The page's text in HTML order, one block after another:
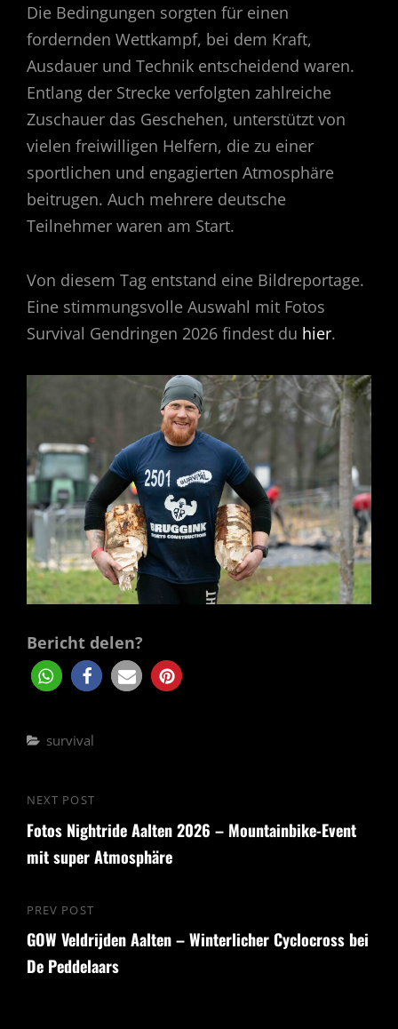
Die Bedingungen sorgten für einen
fordernden Wettkampf, bei dem Kraft,
Ausdauer und Technik entscheidend waren.
Entlang der Strecke verfolgten zahlreiche
Zuschauer das Geschehen, unterstützt von
vielen freiwilligen Helfern, die zu einer
sportlichen und engagierten Atmosphäre
beitrugen. Auch mehrere deutsche
Teilnehmer waren am Start.
Von diesem Tag entstand eine Bildreportage.
Eine stimmungsvolle Auswahl mit Fotos
Survival Gendringen 2026 findest du hier.
Bericht delen?
Categories
survival
Beitragsnavigation
Previous
Post
PREV POST
GOW Veldrijden Aalten – Winterlicher Cyclocross bei
De Peddelaars
Next
Post
NEXT POST
Fotos Nightride Aalten 2026 – Mountainbike-Event
mit super Atmosphäre